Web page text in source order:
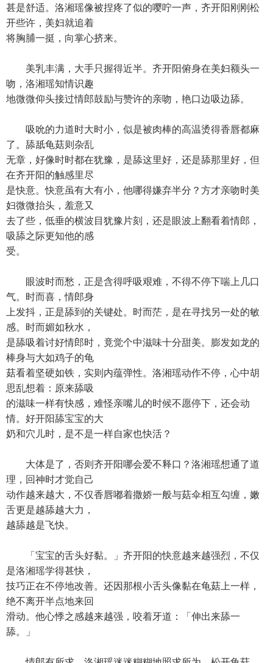
甚是舒适。洛湘瑶像被捏疼了似的嘤咛一声，齐开阳刚刚松
开些许，美妇就追着
将胸脯一挺，向掌心挤来。
美乳丰满，大手只握得近半。齐开阳俯身在美妇额头一
吻，洛湘瑶知情识趣
地微微仰头接过情郎鼓励与赞许的亲吻，艳口边吸边舔。
吸吮的力道时大时小，似是被肉棒的高温烫得香唇都麻
了。舔舐龟菇则杂乱
无章，好像时时都在犹豫，是舔这里好，还是舔那里好，但
在齐开阳的触感里尽
是快意。快意虽有大有小，他哪得嫌弃半分？方才亲吻时美
妇微微抬头，羞意又
去了些，低垂的横波目犹豫片刻，还是眼波上翻看着情郎，
吸舔之际更知他的感
受。
眼波时而愁，正是含得呼吸艰难，不得不停下喘上几口
气。时而喜，情郎身
上发抖，正是舔到的关键处。时而茫，是在寻找另一处的敏
感。时而媚如秋水，
是舔吸着讨好情郎时，竟觉个中滋味十分甜美。膨发如龙的
棒身与大如鸡子的龟
菇看着坚硬如铁，实则内蕴弹性。洛湘瑶动作不停，心中胡
思乱想着：原来舔吸
的滋味一样有快感，难怪亲嘴儿的时候不愿停下，还会动
情。好开阳舔宝宝的大
奶和穴儿时，是不是一样自家也快活？
大体是了，否则齐开阳哪会爱不释口？洛湘瑶想通了道
理，回神时才觉自己
动作越来越大，不仅香唇嘟着撒娇一般与菇伞相互勾缠，嫩
舌更是越舔越大力，
越舔越是飞快。
「宝宝的舌头好黏。」齐开阳的快意越来越强烈，不仅
是洛湘瑶学得甚快，
技巧正在不停地改善。还因那根小舌头像黏在龟菇上一样，
绝不离开半点地来回
滑动。他心悸之感越来越强，咬着牙道：「伸出来舔一
舔。」